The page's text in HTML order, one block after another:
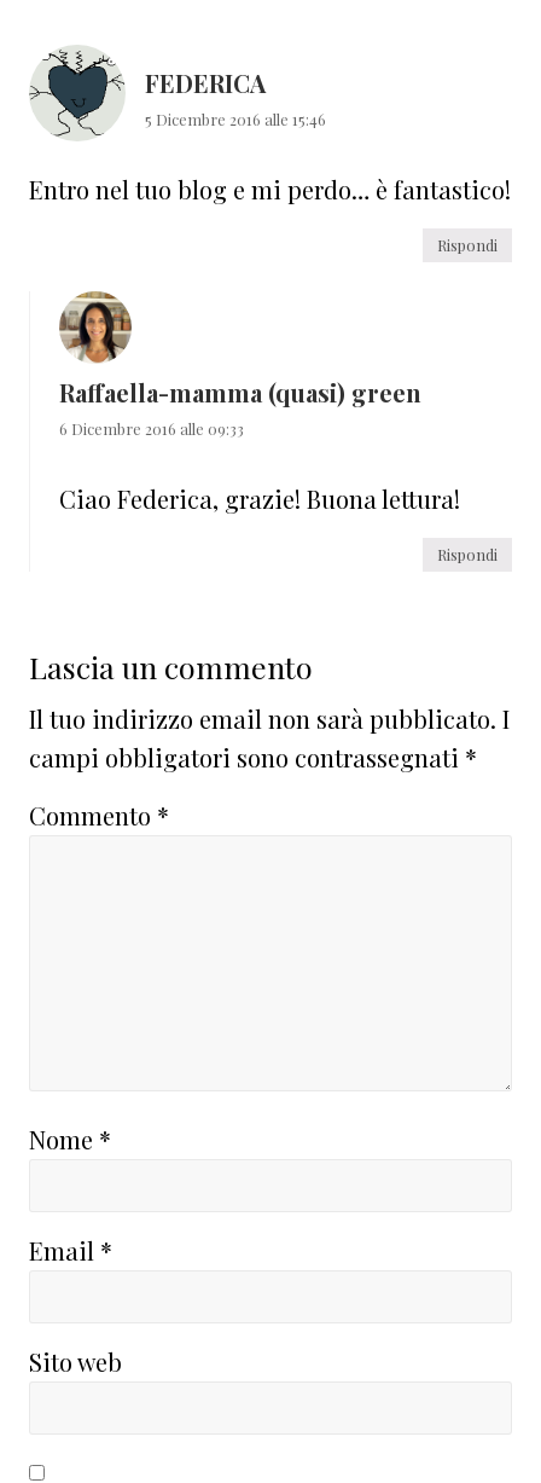
FEDERICA
5 Dicembre 2016 alle 15:46
Entro nel tuo blog e mi perdo… è fantastico!
Rispondi
Raffaella-mamma (quasi) green
6 Dicembre 2016 alle 09:33
Ciao Federica, grazie! Buona lettura!
Rispondi
Lascia un commento
Il tuo indirizzo email non sarà pubblicato. I
campi obbligatori sono contrassegnati *
Commento *
Nome *
Email *
Sito web